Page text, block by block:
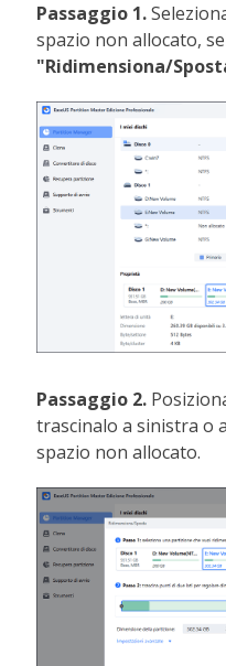
Passaggio 1.
spazio non allocato,
"Ridimensiona/
Passaggio 2.
trascinalo a sinistra o
spazio non allocato.